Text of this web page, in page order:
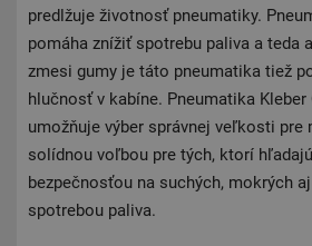
predlžuje životnosť pneumatiky.
pomáha znížiť spotrebu paliva a
zmesi gumy je táto pneumatika tiež
hlučnosť v kabíne. Pneumatika
umožňuje výber správnej veľkosti pre
solídnou voľbou pre tých, ktorí
bezpečnosťou na suchých, mokrých
spotrebou paliva.